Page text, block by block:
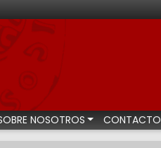
NOSOTROS CONTACTO